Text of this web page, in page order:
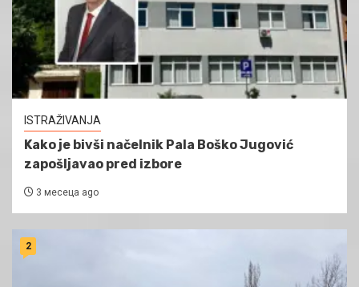
ISTRAŽIVANJA
Kako je bivši načelnik Pala Boško Jugović
zapošljavao pred izbore
3 месеца ago
2